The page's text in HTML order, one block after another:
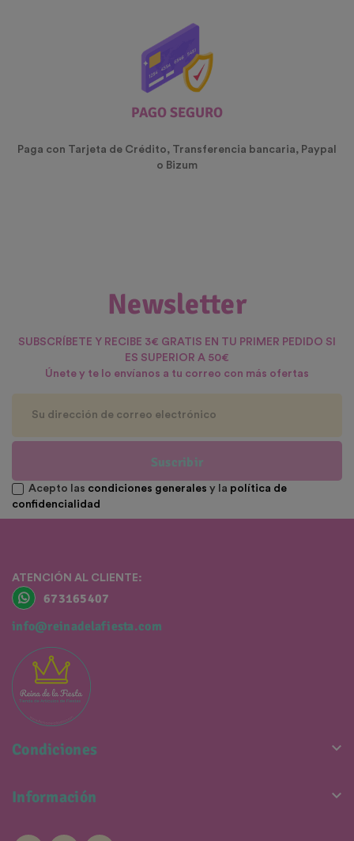
PAGO SEGURO
Paga con Tarjeta de Crédito, Transferencia bancaria, Paypal
o Bizum
Newsletter
SUBSCRÍBETE Y RECIBE 3€ GRATIS EN TU PRIMER PEDIDO SI
ES SUPERIOR A 50€
Únete y te lo envíanos a tu correo con más ofertas
Suscribir
Acepto las condiciones generales y la política de
confidencialidad
ATENCIÓN AL CLIENTE:
673165407
info@reinadelafiesta.com
Condiciones 
Información 